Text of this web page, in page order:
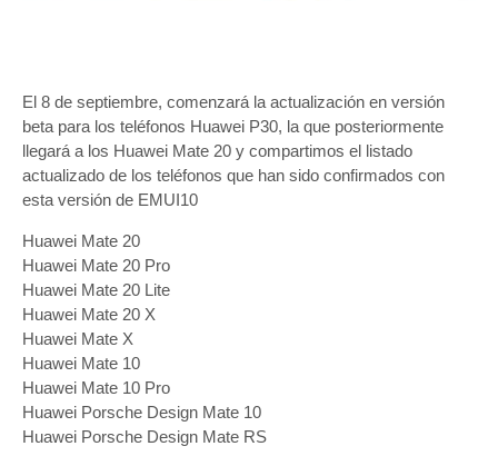
El 8 de septiembre, comenzará la actualización en versión
beta para los teléfonos Huawei P30, la que posteriormente
llegará a los Huawei Mate 20 y compartimos el listado
actualizado de los teléfonos que han sido confirmados con
esta versión de EMUI10
Huawei Mate 20
Huawei Mate 20 Pro
Huawei Mate 20 Lite
Huawei Mate 20 X
Huawei Mate X
Huawei Mate 10
Huawei Mate 10 Pro
Huawei Porsche Design Mate 10
Huawei Porsche Design Mate RS